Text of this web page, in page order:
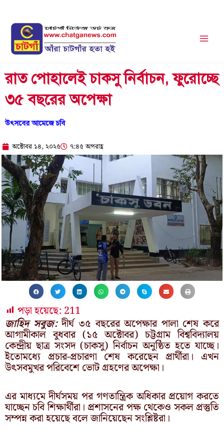
content
রাত পোহালেই চাকসু নির্বাচন, ফুরোচ্ছে
৩৫ বছরের অপেক্ষা
উৎসবের আমেজে চবি
অক্টোবর ১৪, ২০২৫ ৭:৪৫ অপরাহ্ণ
পড়া হয়েছে: 211
জাহিদ সবুজ:দীর্ঘ ৩৫ বছরের অপেক্ষার পালা শেষ করে
আগামীকাল বুধবার (১৫ অক্টোবর) চট্টগ্রাম বিশ্ববিদ্যালয়
কেন্দ্রীয় ছাত্র সংসদ (চাকসু) নির্বাচন অনুষ্ঠিত হতে যাচ্ছে।
ইতোমধ্যে প্রচার-প্রচারণা শেষ করেছেন প্রার্থীরা। এখন
উৎসবমুখর পরিবেশে ভোট গ্রহণের অপেক্ষা।
এর মাধ্যমে দীর্ঘসময় পর গণতান্ত্রিক অধিকার প্রয়োগ করতে
যাচ্ছেন চবি শিক্ষার্থীরা। প্রশাসনের পক্ষ থেকেও সকল প্রস্তুতি
সম্পন্ন করা হয়েছে বলে জানিয়েছেন সংশ্লিষ্টরা।